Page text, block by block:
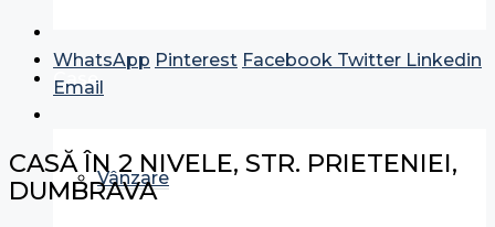
Case
Vânzare
WhatsApp Pinterest Facebook Twitter Linkedin
Email
CASĂ ÎN 2 NIVELE, STR. PRIETENIEI,
DUMBRAVA